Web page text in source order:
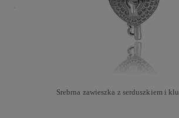
Srebrna zawieszka z serduszkiem i